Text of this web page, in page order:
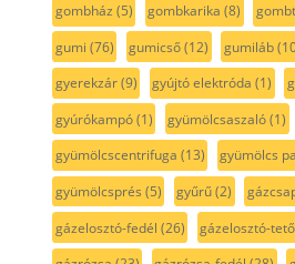
gombház (5) gombkarika (8)
gumi (76) gumicső(12) gumiláb
gyerekzár(9) gyújtó elektróda (1)
gyúrókampó(1) gyümölcsaszaló(1)
gyümölcscentrifuga (13) gyümölcs
gyümölcsprés (5) gyűrű(2)
gázelosztó-fedél (26) gázelosztó-tető